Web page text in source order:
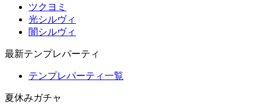
ツクヨミ
光シルヴィ
闇シルヴィ
最新テンプレパーティ
テンプレパーティ一覧
夏休みガチャ